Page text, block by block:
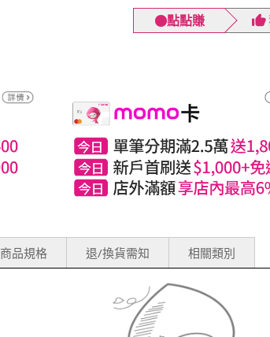
點點賺
商品規格 退/換貨需知 相關類別